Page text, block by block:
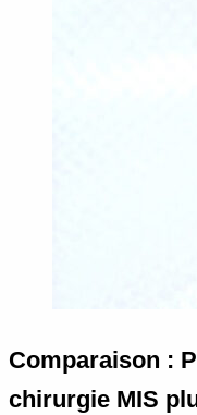
Comparaison :
chirurgie MIS